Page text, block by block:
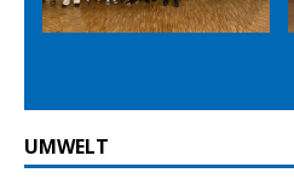
Prev
ious
UMWELT